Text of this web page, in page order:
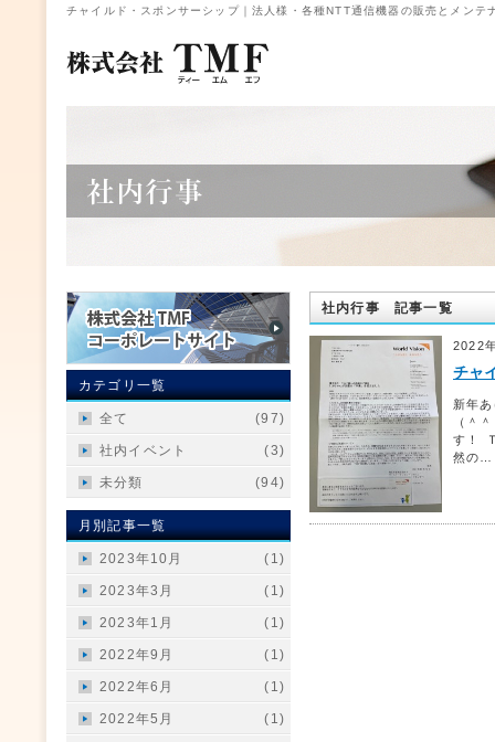
チャイルド・スポンサーシップ｜法人様・各種NTT通信機器の販売とメンテ
社内行事 記事一覧
2022
チャ
新年
（＾
す！
然の…
カテゴリ一覧
全て (97)
社内イベント (3)
未分類 (94)
月別記事一覧
2023年10月 (1)
2023年3月 (1)
2023年1月 (1)
2022年9月 (1)
2022年6月 (1)
2022年5月 (1)